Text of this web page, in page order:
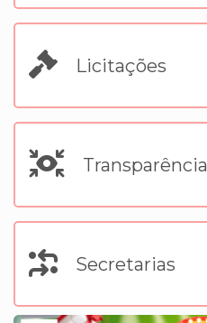
Licitações
Transparência
Secretarias